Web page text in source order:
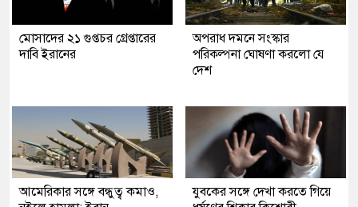
মোসাদের ২১ গুপ্তচর গ্রেপ্তারের
দাবি ইরানের
অপরাধ দমনে সংস্কার
পরিকল্পনা ঘোষণা করলো যে
দেশ
আমেরিকার সঙ্গে বন্ধুত্ব কমাও,
যুবকের সঙ্গে দেখা করতে গিয়ে